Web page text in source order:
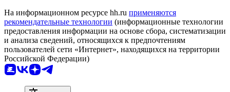
На информационном ресурсе hh.ru применяются
рекомендательные технологии (информационные технологии
предоставления информации на основе сбора, систематизации
и анализа сведений, относящихся к предпочтениям
пользователей сети «Интернет», находящихся на территории
Российской Федерации)